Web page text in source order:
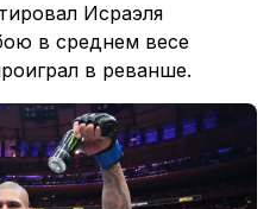
Исраэля
в среднем весе
в реванше.